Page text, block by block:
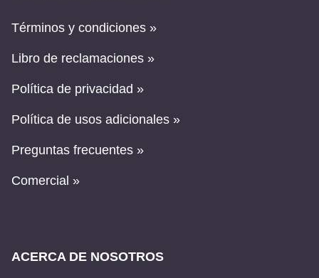
Términos y condiciones »
Libro de reclamaciones »
Política de privacidad »
Política de usos adicionales »
Preguntas frecuentes »
Comercial »
ACERCA DE NOSOTROS